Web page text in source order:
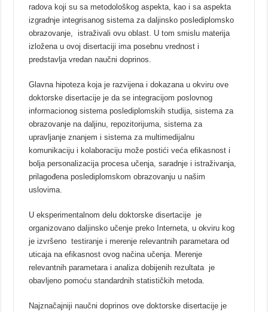
radova koji su sa metodološkog aspekta, kao i sa aspekta
izgradnje integrisanog sistema za daljinsko poslediplomsko
obrazovanje, istraživali ovu oblast. U tom smislu materija
izložena u ovoj disertaciji ima posebnu vrednost i
predstavlja vredan naučni doprinos.
Glavna hipoteza koja je razvijena i dokazana u okviru ove
doktorske disertacije je da se integracijom poslovnog
informacionog sistema poslediplomskih studija, sistema za
obrazovanje na daljinu, repozitorijuma, sistema za
upravljanje znanjem i sistema za multimedijalnu
komunikaciju i kolaboraciju može postići veća efikasnost i
bolja personalizacija procesa učenja, saradnje i istraživanja,
prilagođena poslediplomskom obrazovanju u našim
uslovima.
U eksperimentalnom delu doktorske disertacije je
organizovano daljinsko učenje preko Interneta, u okviru kog
je izvršeno testiranje i merenje relevantnih parametara od
uticaja na efikasnost ovog načina učenja. Merenje
relevantnih parametara i analiza dobijenih rezultata je
obavljeno pomoću standardnih statističkih metoda.
Najznačajniji naučni doprinos ove doktorske disertacije je